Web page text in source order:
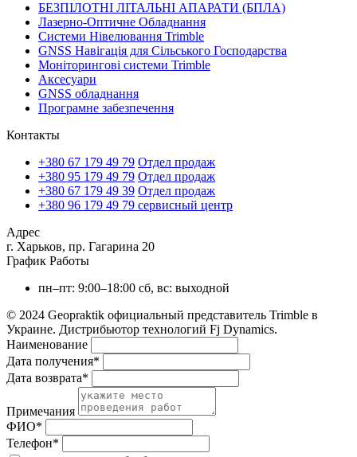
БЕЗПІЛОТНІ ЛІТАЛЬНІ АПАРАТИ (БПЛА)
Лазерно-Оптичне Обладнання
Системи Нівелювання Trimble
GNSS Навігація для Сільського Господарства
Моніторингові системи Trimble
Аксесуари
GNSS обладнання
Програмне забезпечення
Контакты
+380 67 179 49 79 Отдел продаж
+380 95 179 49 79 Отдел продаж
+380 67 179 49 39 Отдел продаж
+380 96 179 49 79 сервисный центр
Адрес
г. Харьков, пр. Гагарина 20
График Работы
пн–пт: 9:00–18:00 сб, вс: выходной
© 2024 Geopraktik официальный представитель Trimble в
Украине. Дистрибьютор технологий Fj Dynamics.
Наименование
Дата получения*
Дата возврата*
Примечания
ФИО*
Телефон*